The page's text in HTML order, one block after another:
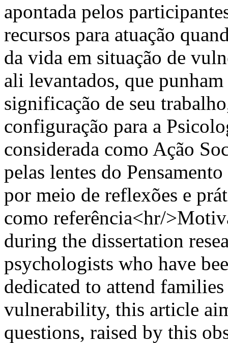
apontada pelos
recursos para atuação
da vida em situação de
ali levantados, que
significação de seu
configuração para a
considerada como Ação
pelas lentes do
por meio de reflexões e
como referência<hr/
during the dissertation
psychologists who have
dedicated to attend
vulnerability, this article
questions, raised by this